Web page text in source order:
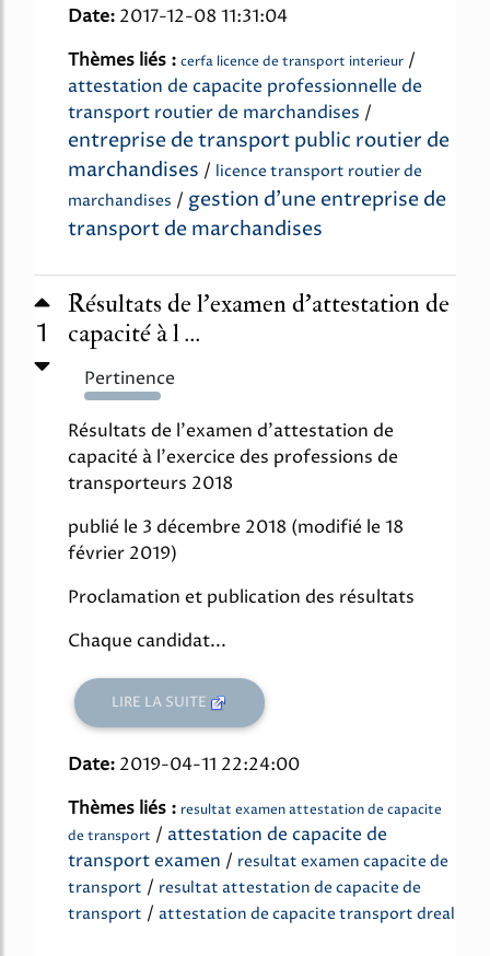
Date: 2017-12-08 11:31:04
Thèmes liés : cerfa licence de transport interieur /
attestation de capacite professionnelle de
transport routier de marchandises /
entreprise de transport public routier de
marchandises / licence transport routier de
marchandises / gestion d'une entreprise de
transport de marchandises
1
Résultats de l'examen d'attestation de
capacité à l ...
Pertinence
369%
Résultats de l'examen d'attestation de
capacité à l'exercice des professions de
transporteurs 2018
publié le 3 décembre 2018 (modifié le 18
février 2019)
Proclamation et publication des résultats
Chaque candidat...
LIRE LA SUITE
Date: 2019-04-11 22:24:00
Thèmes liés : resultat examen attestation de capacite
de transport / attestation de capacite de
transport examen / resultat examen capacite de
transport / resultat attestation de capacite de
transport / attestation de capacite transport dreal